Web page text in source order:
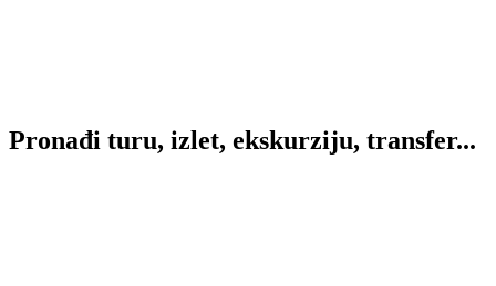
Pronađi turu, izlet, ekskurziju, transfer...